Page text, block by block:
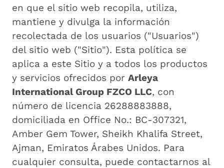
en que el sitio web recopila, utiliza,
mantiene y divulga la información
recolectada de los usuarios ("Usuarios")
del sitio web ("Sitio"). Esta política se
aplica a este Sitio y a todos los productos
y servicios ofrecidos por Arleya
International Group FZCO LLC, con
número de licencia 26288883888,
domiciliada en Office No.: BC-307321,
Amber Gem Tower, Sheikh Khalifa Street,
Ajman, Emiratos Árabes Unidos. Para
cualquier consulta, puede contactarnos al